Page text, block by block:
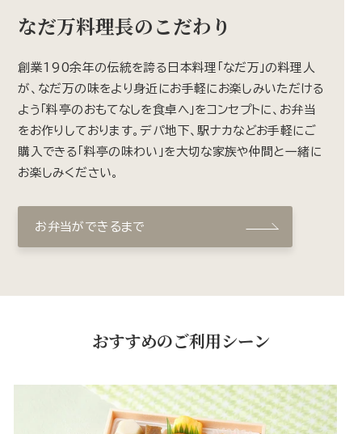
なだ万料理長のこだわり
創業190余年の伝統を誇る日本料理「なだ万」の料理人
が、なだ万の味をより身近にお手軽にお楽しみいただける
よう「料亭のおもてなしを食卓へ」をコンセプトに、お弁当
をお作りしております。デパ地下、駅ナカなどお手軽にご
購入できる「料亭の味わい」を大切な家族や仲間と一緒に
お楽しみください。
お弁当ができるまで
おすすめのご利用シーン